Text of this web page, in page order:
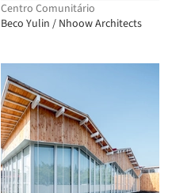
Centro Comunitário
Beco Yulin / Nhoow Architects